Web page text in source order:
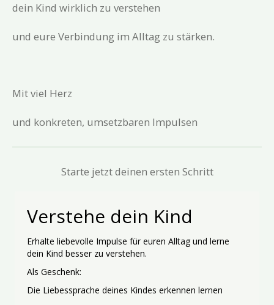
dein Kind wirklich zu verstehen
und eure Verbindung im Alltag zu stärken.
Mit viel Herz
und konkreten, umsetzbaren Impulsen
Starte jetzt deinen ersten Schritt
Verstehe dein Kind
Erhalte liebevolle Impulse für euren Alltag und lerne
dein Kind besser zu verstehen.
Als Geschenk:
Die Liebessprache deines Kindes erkennen lernen